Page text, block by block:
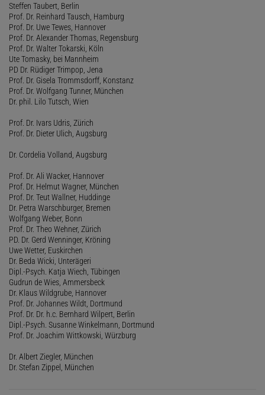
Steffen Taubert, Berlin
Prof. Dr. Reinhard Tausch, Hamburg
Prof. Dr. Uwe Tewes, Hannover
Prof. Dr. Alexander Thomas, Regensburg
Prof. Dr. Walter Tokarski, Köln
Ute Tomasky, bei Mannheim
PD Dr. Rüdiger Trimpop, Jena
Prof. Dr. Gisela Trommsdorff, Konstanz
Prof. Dr. Wolfgang Tunner, München
Dr. phil. Lilo Tutsch, Wien
Prof. Dr. Ivars Udris, Zürich
Prof. Dr. Dieter Ulich, Augsburg
Dr. Cordelia Volland, Augsburg
Prof. Dr. Ali Wacker, Hannover
Prof. Dr. Helmut Wagner, München
Prof. Dr. Teut Wallner, Huddinge
Dr. Petra Warschburger, Bremen
Wolfgang Weber, Bonn
Prof. Dr. Theo Wehner, Zürich
PD. Dr. Gerd Wenninger, Kröning
Uwe Wetter, Euskirchen
Dr. Beda Wicki, Unterägeri
Dipl.-Psych. Katja Wiech, Tübingen
Gudrun de Wies, Ammersbeck
Dr. Klaus Wildgrube, Hannover
Prof. Dr. Johannes Wildt, Dortmund
Prof. Dr. Dr. h.c. Bernhard Wilpert, Berlin
Dipl.-Psych. Susanne Winkelmann, Dortmund
Prof. Dr. Joachim Wittkowski, Würzburg
Dr. Albert Ziegler, München
Dr. Stefan Zippel, München